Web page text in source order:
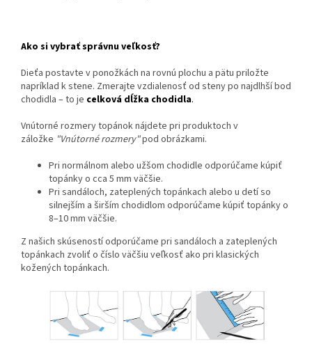
Ako si vybrať správnu veľkosť?
Dieťa postavte v ponožkách na rovnú plochu a pätu priložte
napríklad k stene. Zmerajte vzdialenosť od steny po najdlhší bod
chodidla – to je celková dĺžka chodidla.
Vnútorné rozmery topánok nájdete pri produktoch v
záložke "Vnútorné rozmery"pod obrázkami.
Pri normálnom alebo užšom chodidle odporúčame kúpiť
topánky o cca 5 mm väčšie.
Pri sandáloch, zateplených topánkach alebo u detí so
silnejším a širším chodidlom odporúčame kúpiť topánky o
8–10 mm väčšie.
Z našich skúseností odporúčame pri sandáloch a zateplených
topánkach zvoliť o číslo väčšiu veľkosť ako pri klasických
kožených topánkach.